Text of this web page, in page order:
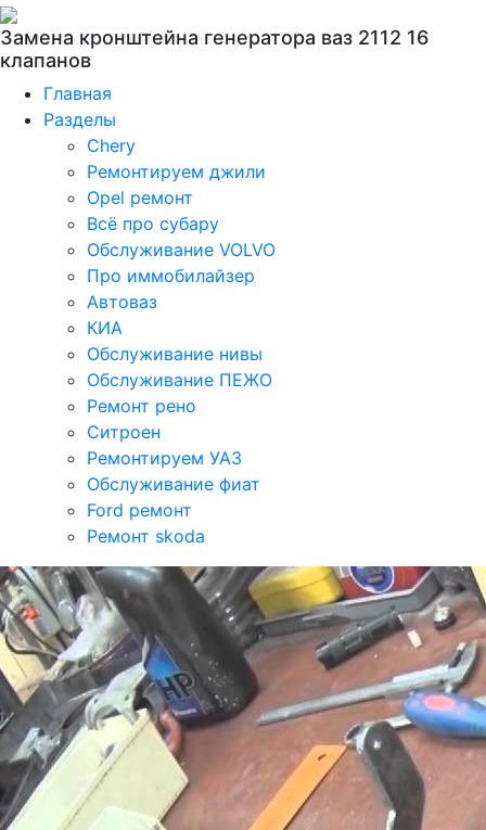
Замена кронштейна генератора ваз 2112 16
клапанов
Главная
Разделы
Chery
Ремонтируем джили
Opel ремонт
Всё про субару
Обслуживание VOLVO
Про иммобилайзер
Автоваз
КИА
Обслуживание нивы
Обслуживание ПЕЖО
Ремонт рено
Ситроен
Ремонтируем УАЗ
Обслуживание фиат
Ford ремонт
Ремонт skoda